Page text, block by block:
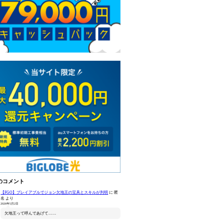
コメント
【FGO】プレイアブルでジョン欠地王の宝具とスキルが判明 に 匿
名 より
2026年5月2日
欠地王って呼んであげて……